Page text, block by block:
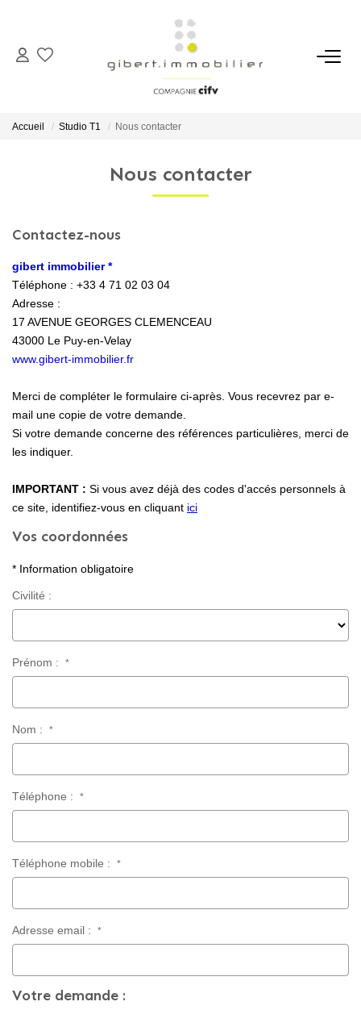
ACHETER
Maisons
Locaux Professionnels
Parkings
Maisons
Dossier De Candidature
ESTIMER
Newsletters
Accueil Studio T1 Nous contacter
Nous contacter
Contactez-nous
gibert immobilier *
Téléphone : +33 4 71 02 03 04
Adresse :
17 AVENUE GEORGES CLEMENCEAU
43000 Le Puy-en-Velay
www.gibert-immobilier.fr
Merci de compléter le formulaire ci-après. Vous recevrez par e-
mail une copie de votre demande.
Si votre demande concerne des références particulières, merci de
les indiquer.
IMPORTANT : Si vous avez déjà des codes d'accés personnels à
ce site, identifiez-vous en cliquant ici
Vos coordonnées
* Information obligatoire
Civilité :
Prénom : *
Nom : *
Téléphone : *
Téléphone mobile : *
Adresse email : *
Votre demande :